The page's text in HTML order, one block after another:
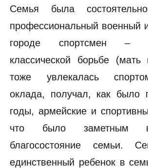
Семья была
профессиональный военный
городе спортсмен –
классической борьбе
тоже увлекалась
оклада, получал, как было
годы, армейские и
что было заметным
благосостояние семьи.
единственный ребенок в